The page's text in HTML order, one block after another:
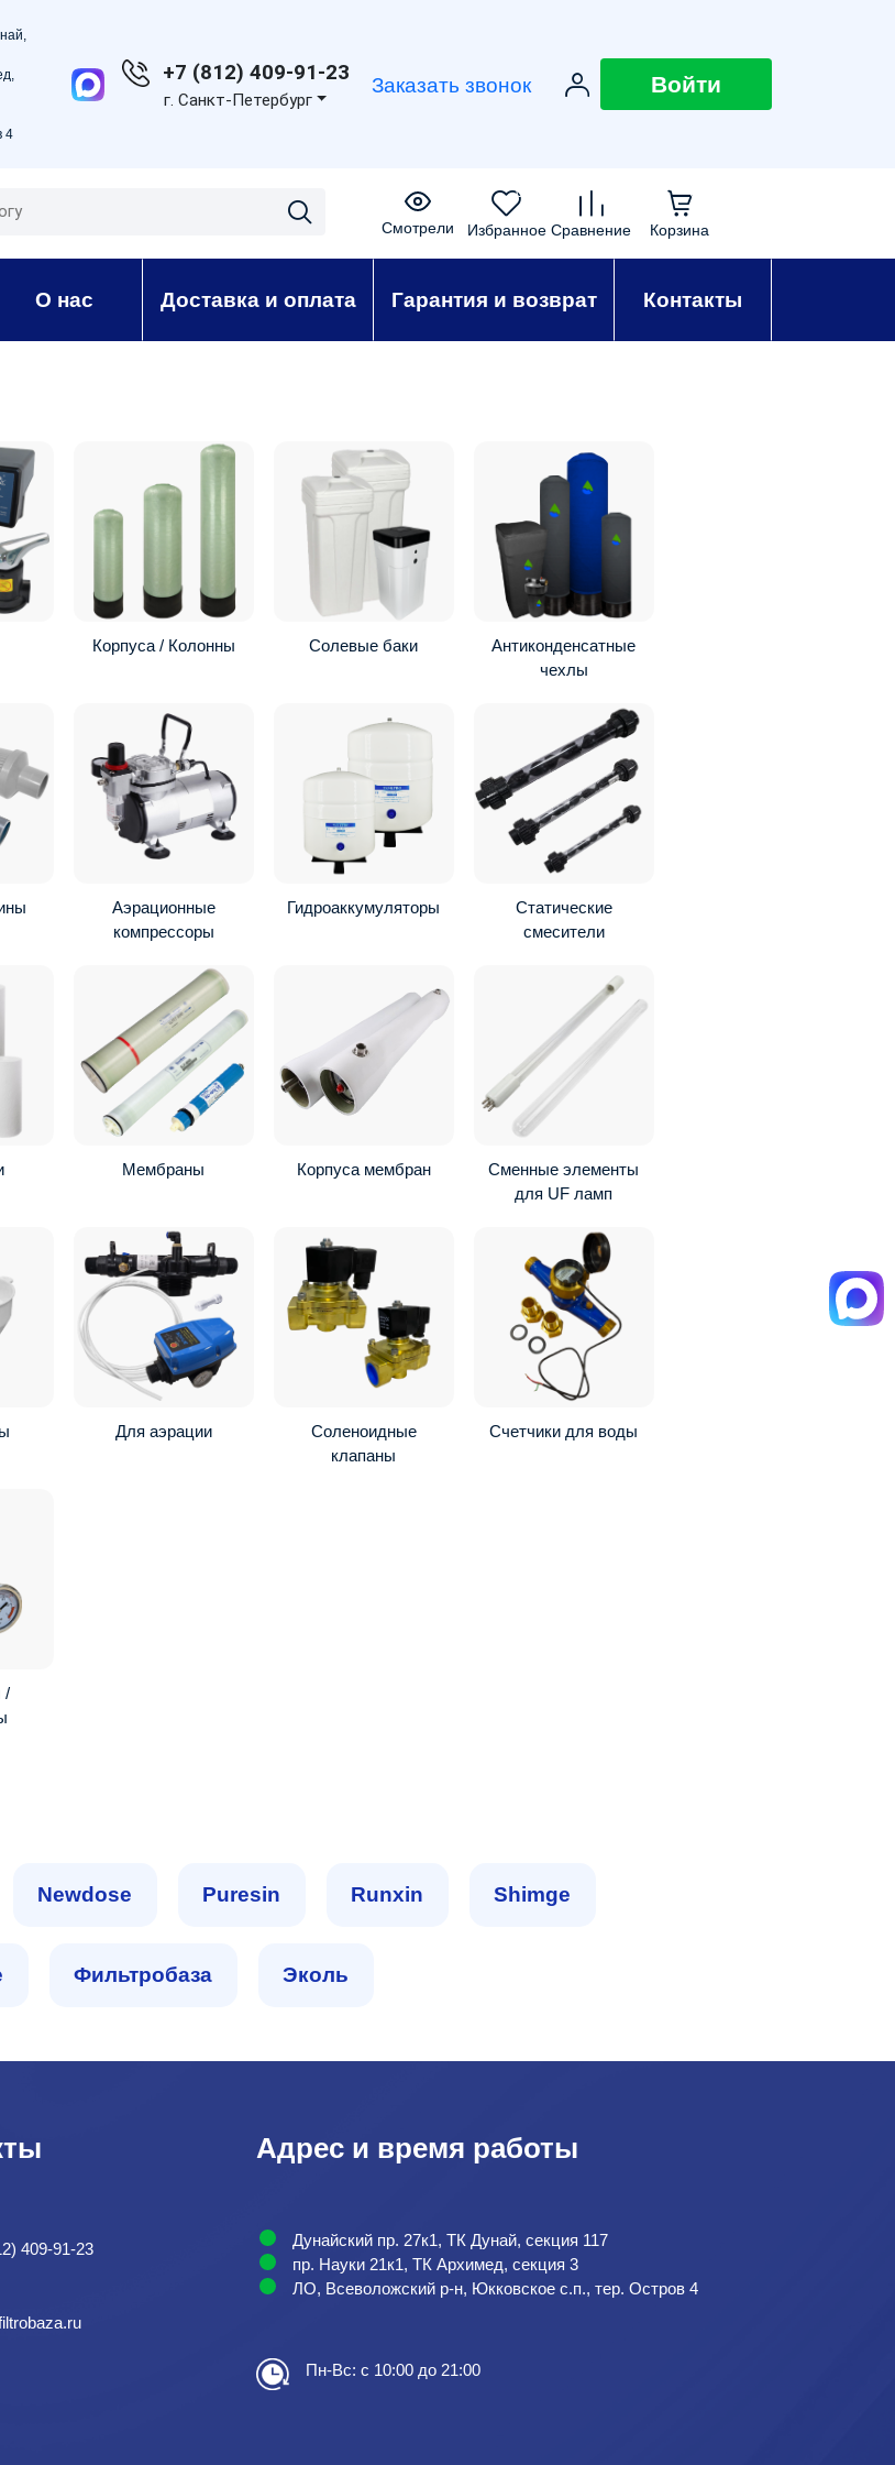
4
+7 (812) 409-91-23
г. Санкт-Петербург
Заказать звонок Войти
Смотрели
0
Избранное Сравнение
0
Корзина
О нас Доставка и оплата Гарантия и возврат Контакты
Корпуса / Колонны Солевые баки
Антиконденсатные
чехлы
Аэрационные
компрессоры
Гидроаккумуляторы
Статические
смесители
Мембраны Корпуса мембран
Сменные элементы
для UF ламп
Для аэрации
Соленоидные
клапаны
Счетчики для воды
/
Newdose Puresin Runxin Shimge
Фильтробаза Эколь
409-91-23
Адрес и время работы
Дунайский пр. 27к1, ТК Дунай, секция 117
пр. Науки 21к1, ТК Архимед, секция 3
ЛО, Всеволожский р-н, Юкковское с.п., тер. Остров 4
Пн-Вс: с 10:00 до 21:00